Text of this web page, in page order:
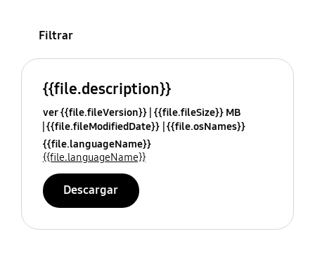
Filtrar
{{file.description}}
ver {{file.fileVersion}} {{file.fileSize}} MB
{{file.fileModifiedDate}} {{file.osNames}}
{{file.languageName}}
{{file.languageName}}
Descargar